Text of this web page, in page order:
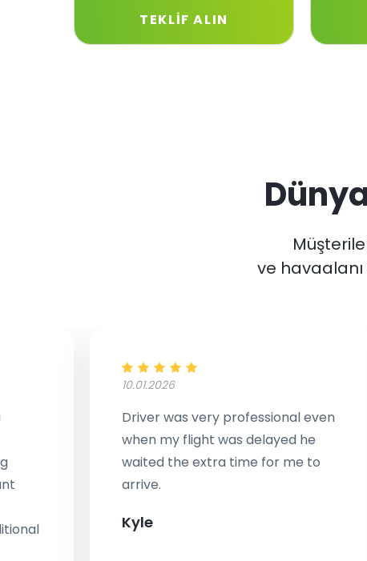
TEKLIF ALIN
ve
10.01.2026
Driver was very professional even
when my flight was delayed he
waited the extra time for me to
arrive.
Kyle